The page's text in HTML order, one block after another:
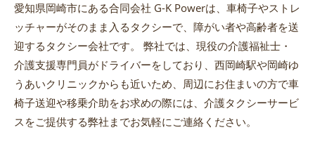
愛知県岡崎市にある合同会社 G-K Powerは、車椅子やストレ
ッチャーがそのまま入るタクシーで、障がい者や高齢者を送
迎するタクシー会社です。 弊社では、現役の介護福祉士・
介護支援専門員がドライバーをしており、西岡崎駅や岡崎ゆ
うあいクリニックからも近いため、周辺にお住まいの方で車
椅子送迎や移乗介助をお求めの際には、介護タクシーサービ
スをご提供する弊社までお気軽にご連絡ください。